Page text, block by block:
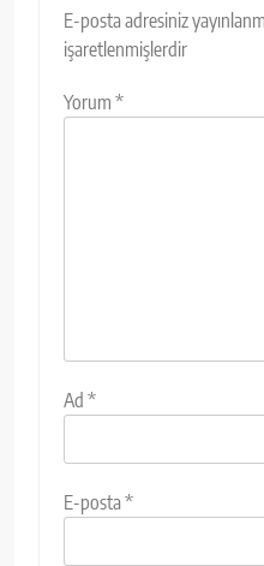
E-posta adresiniz
işaretlenmişlerdir
Yorum *
Ad *
E-posta*